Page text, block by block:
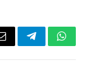
Email Telegram